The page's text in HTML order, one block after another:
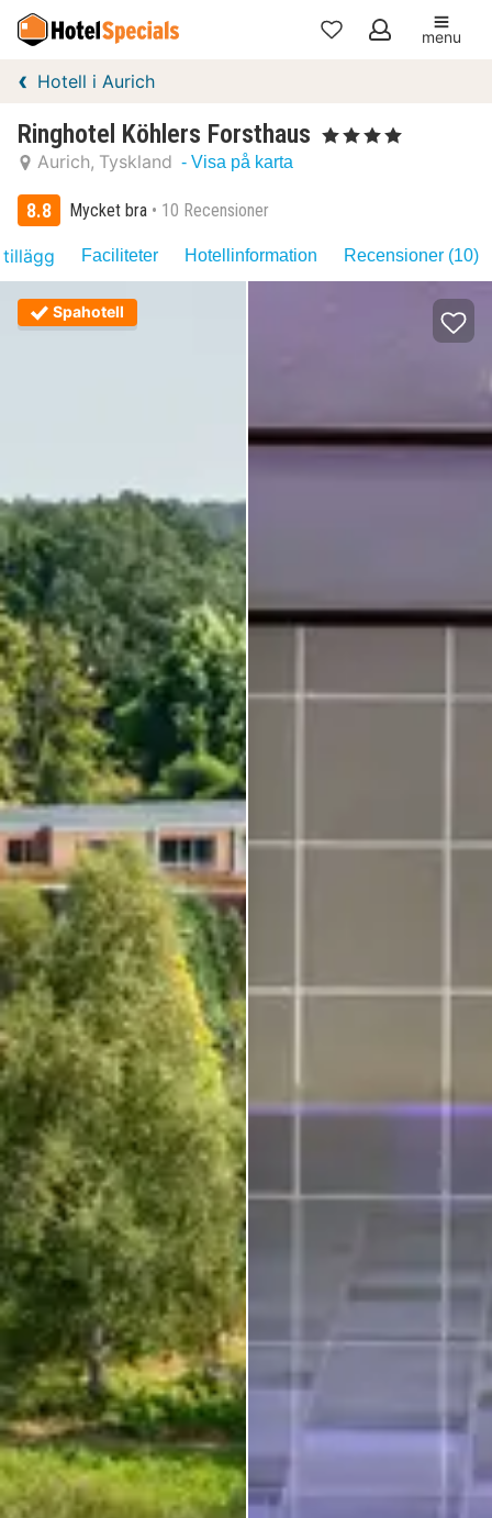
Mina
menu
Hotell i Aurich
Ringhotel Köhlers Forsthaus , 4 Stjärnor
Aurich Tyskland - Visa på karta
8.8 Mycket bra 10 Recensioner
Faciliteter Hotellinformation Recensioner (10)
Spahotell